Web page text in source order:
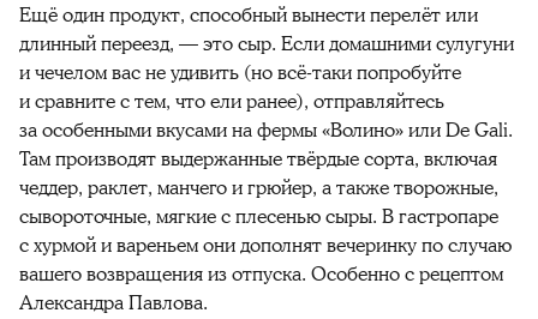
Ещё один продукт, способный вынести перелёт или
длинный переезд, — это сыр. Если домашними сулугуни
и чечелом вас не удивить (но всё-таки попробуйте
и сравните с тем, что ели ранее), отправляйтесь
за особенными вкусами на фермы «Волино» или De Gali.
Там производят выдержанные твёрдые сорта, включая
чеддер, раклет, манчего и грюйер, а также творожные,
сывороточные, мягкие с плесенью сыры. В гастропаре
с хурмой и вареньем они дополнят вечеринку по случаю
вашего возвращения из отпуска. Особенно с рецептом
Александра Павлова.